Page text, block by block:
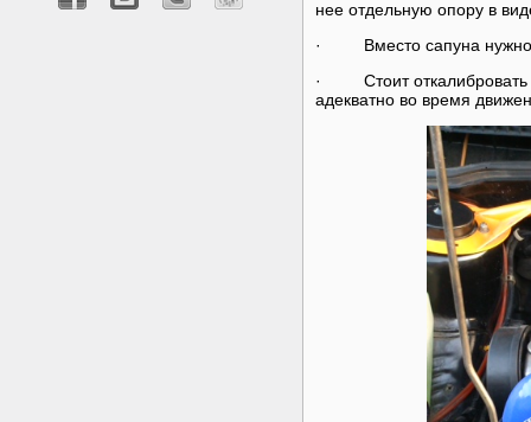
нее отдельную опору в
· Вместо сапуна нужно
· Стоит откалибровать
адекватно во время